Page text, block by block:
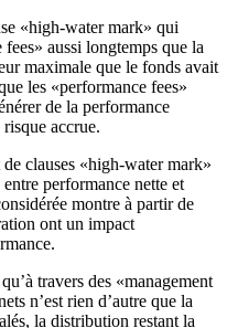
«high-water mark» qui
aussi longtemps que la
maximale que le fonds avait
les «performance fees»
de la performance
accrue.
clauses «high-water mark»
performance nette et
montre à partir de
ont un impact
travers des «management
n’est rien d’autre que la
la distribution restant la